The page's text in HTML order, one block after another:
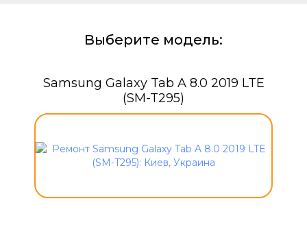
Выберите модель:
Samsung Galaxy Tab A 8.0 2019 LTE
(SM-T295)